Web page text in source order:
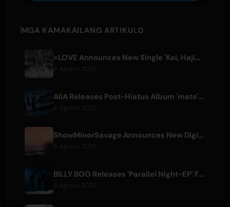
MGA KAMAKAILANG ARTIKULO
=LOVE Announces New Single 'Koi, Hajimemashita.' and Tokyo Dome Concerts
AliA Releases Post-Hiatus Album 'mate', Announces Tokyo Live
ShowMinorSavage Announces New Digital Single 'Gradation'
BILLY BOO Releases 'Parallel Night-EP' Featuring TV Drama Theme Song